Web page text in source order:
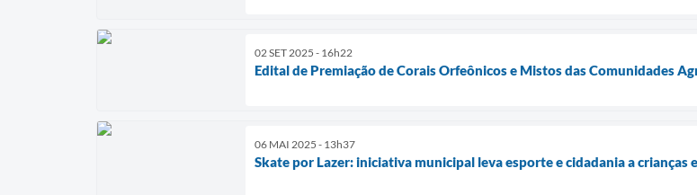
02 SET 2025 - 16h22
Edital de Premiação de Corais Orfeônicos e Mistos das Comunidades
06 MAI 2025 - 13h37
Skate por Lazer: iniciativa municipal leva esporte e cidadania a crianças